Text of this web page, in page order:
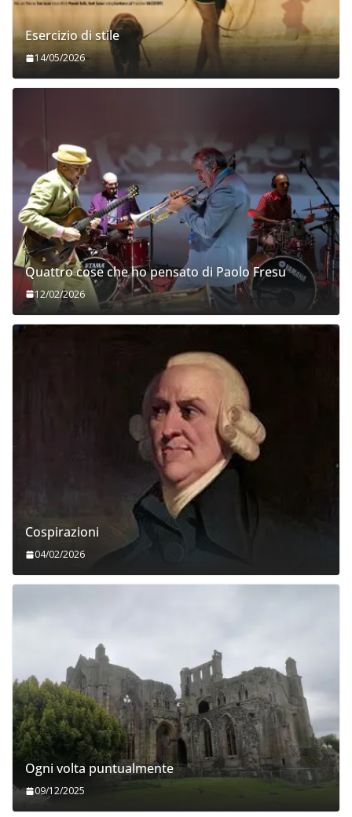
Esercizio di stile
14/05/2026
Quattro cose che ho pensato di Paolo Fresu
12/02/2026
Cospirazioni
04/02/2026
Ogni volta puntualmente
09/12/2025